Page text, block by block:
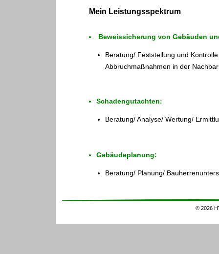
Mein Leistungsspektrum
Beweissicherung von Gebäuden
Beratung/ Feststellung und
Abbruchmaßnahmen in der
Schadengutachten:
Beratung/ Analyse/ Wertung/
Gebäudeplanung:
Beratung/ Planung/
© 2026